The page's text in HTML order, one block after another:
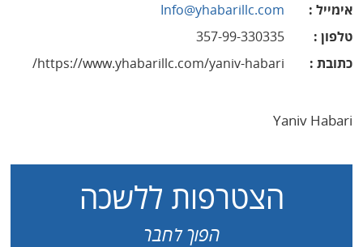
אימייל :
Info@yhabarillc.com
טלפון :
357-99-330335
כתובת :
https://www.yhabarillc.com/yaniv-habari/
Yaniv Habari
הצטרפות ללשכה
הפוך לחבר